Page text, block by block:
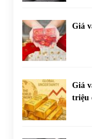
Giá
Giá
triệu